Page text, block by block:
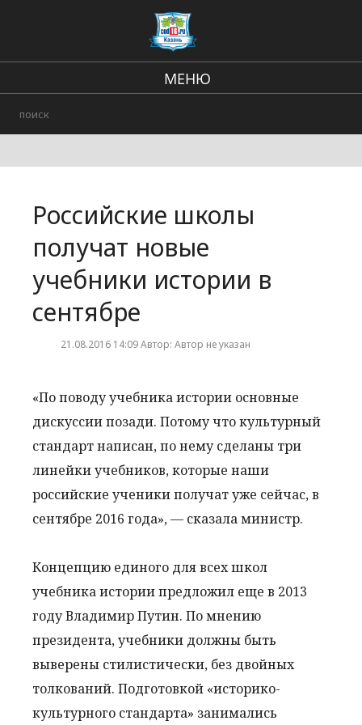
МЕНЮ
Городские события
Российские школы
получат новые
учебники истории в
сентябре
21.08.2016 14:09 Автор: Автор не указан
«По поводу учебника истории основные
дискуссии позади. Потому что культурный
стандарт написан, по нему сделаны три
линейки учебников, которые наши
российские ученики получат уже сейчас, в
сентябре 2016 года», — сказала министр.
Концепцию единого для всех школ
учебника истории предложил еще в 2013
году Владимир Путин. По мнению
президента, учебники должны быть
выверены стилистически, без двойных
толкований. Подготовкой «историко-
культурного стандарта» занимались